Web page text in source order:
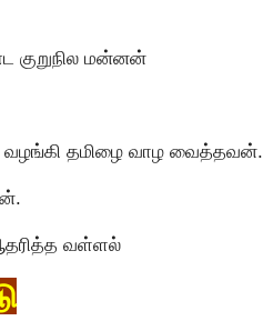
குறுநில மன்னன்
தமிழை வாழ வைத்தவன்.
வள்ளல்